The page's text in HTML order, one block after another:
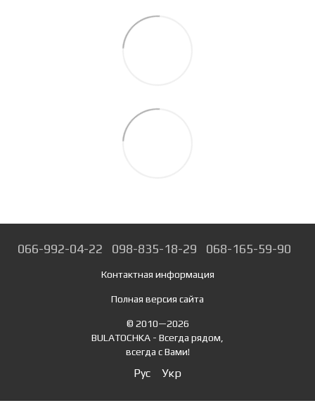
066-992-04-22 098-835-18-29 068-165-59-90
Контактная информация
Полная версия сайта
© 2010—2026
BULATOCHKA - Всегда рядом,
всегда с Вами!
Рус Укр